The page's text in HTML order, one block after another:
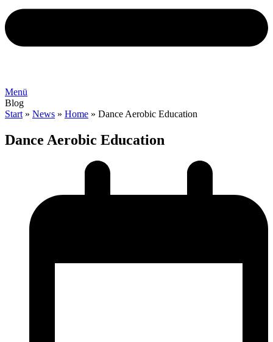
Menü
Blog
Start » News » Home » Dance Aerobic Education
Dance Aerobic Education